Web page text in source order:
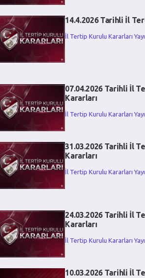
14.4.2026 Tarihli İl
İl Tertip Kurulu Kararları
07.04.2026 Tarihli İl
Kararları
İl Tertip Kurulu Kararları
31.03.2026 Tarihli İl
Kararları
İl Tertip Kurulu Kararları
24.03.2026 Tarihli İl
Kararları
İl Tertip Kurulu Kararları
10.03.2026 Tarihli İl